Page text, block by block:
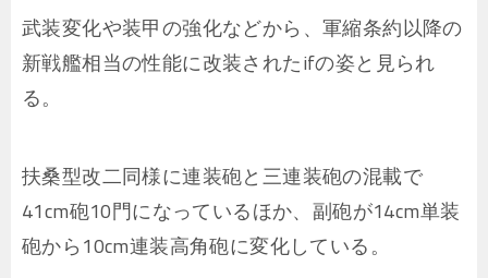
武装変化や装甲の強化などから、軍縮条約以降の
新戦艦相当の性能に改装されたifの姿と見られ
る。
扶桑型改二同様に連装砲と三連装砲の混載で
41cm砲10門になっているほか、副砲が14cm単装
砲から10cm連装高角砲に変化している。